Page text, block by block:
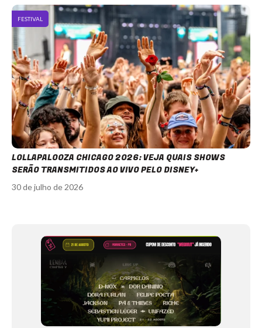
FESTIVAL
LOLLAPALOOZA CHICAGO 2026: VEJA QUAIS SHOWS
SERÃO TRANSMITIDOS AO VIVO PELO DISNEY+
30 de julho de 2026